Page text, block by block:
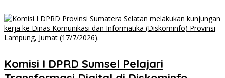
Komisi I DPRD Sumsel Pelajari